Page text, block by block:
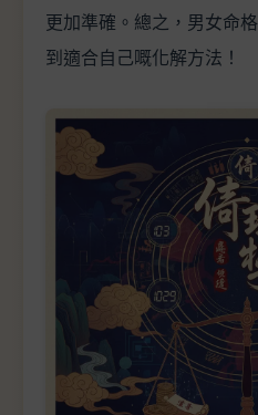
更加準確。總之，男女命
到適合自己嘅化解方法！